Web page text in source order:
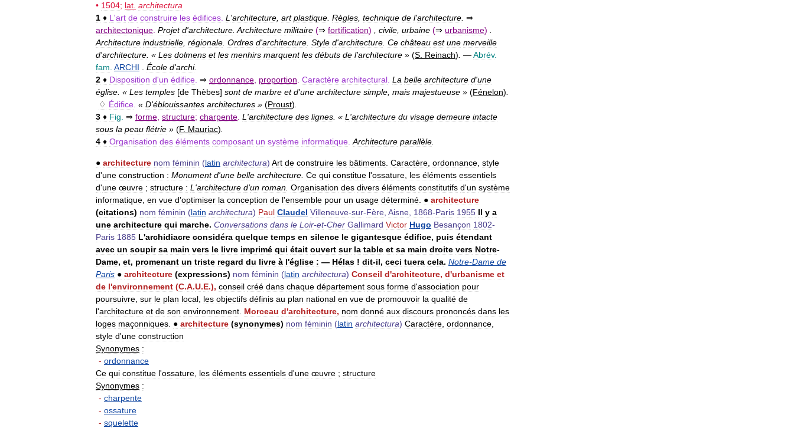
• 1504; lat architectura
1 ♦ L 'art de construire les édifices L 'architecture art plastique Règles technique de l'architecture ⇒
architectonique Projet d'architecture Architecture militaire (⇒ fortification) civile urbaine (⇒ urbanisme)
Architecture industrielle régionale Ordres d'architecture Style d'architecture Ce château est une merveille
d'architecture . « Les dolmens et les menhirs marquent les débuts de l'architecture » (S Reinach) —Abrév.
fam ARCHI École d'archi.
2 ♦ Disposition d'un édifice ⇒ ordonnance proportion Caractère architectural La belle architecture d'une
église . « Les temples [de Thèbes] sont de marbre et d'une architecture simple mais majestueuse » (Fénelon)
♢ Édifice « D'éblouissantes architectures » (Proust)
3 ♦ Fig ⇒ forme structure; charpente L 'architecture des lignes . « L 'architecture du visage demeure intacte
sous la peau flétrie » (F. Mauriac)
4 ♦ Organisation des éléments composant un système informatique Architecture parallèle
● architecture nom féminin (latin architectura) Art de construire les bâtiments Caractère ordonnance style
d'une construction : Monument d'une belle architecture Ce qui constitue l'ossature les éléments essentiels
d'une œuvre ; structure : L 'architecture d'un roman Organisation des divers éléments constitutifs d'un système
informatique en vue d'optimiser la conception de l'ensemble pour un usage déterminé ● architecture
(citations) nom féminin (latin architectura) Paul Claudel Villeneuve-sur-Fère Aisne 1868-Paris 1955 Il y a
une architecture qui marche. Conversations dans le Loir-et-Cher Gallimard Victor Hugo Besançon 1802-
Paris 1885 L'archidiacre considéra quelque temps en silence le gigantesque édifice, puis étendant
avec un soupir sa main vers le livre imprimé qui était ouvert sur la table et sa main droite vers Notre-
Dame, et, promenant un triste regard du livre à l'église : — Hélas ! dit-il, ceci tuera cela. Notre-Dame de
Paris ● architecture (expressions) nom féminin (latin architectura) Conseil d'architecture, d'urbanisme et
de l'environnement (C.A.U.E.), conseil créé dans chaque département sous forme d'association pour
poursuivre sur le plan local les objectifs définis au plan national en vue de promouvoir la qualité de
l'architecture et de son environnement Morceau d'architecture, nom donné aux discours prononcés dans les
loges maçonniques ● architecture (synonymes) nom féminin (latin architectura) Caractère ordonnance
style d'une construction
Synonymes :
- ordonnance
Ce qui constitue l'ossature les éléments essentiels d'une œuvre ; structure
Synonymes :
- charpente
- ossature
- squelette